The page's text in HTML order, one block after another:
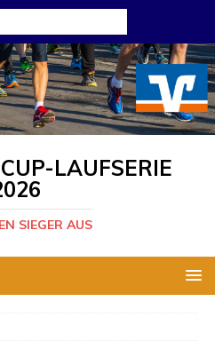
LAUFSERIE
SIEGER AUS